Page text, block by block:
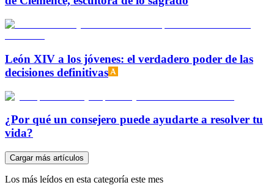
León XIV a los jóvenes: el verdadero poder de las
decisiones definitivas
¿Por qué un consejero puede ayudarte a resolver tu
vida?
Cargar más artículos
Los más leídos en esta categoría este mes